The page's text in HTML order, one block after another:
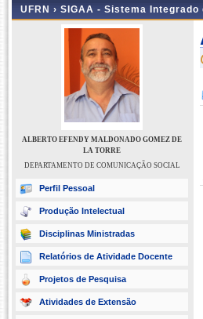
UFRN › SIGAA - Sistema
ALBERTO EFENDY MALDONADO GOMEZ DE
LA TORRE
DEPARTAMENTO DE COMUNICAÇÃO SOCIAL
Perfil Pessoal
Produção Intelectual
Disciplinas Ministradas
Relatórios de Atividade Docente
Projetos de Pesquisa
Atividades de Extensão